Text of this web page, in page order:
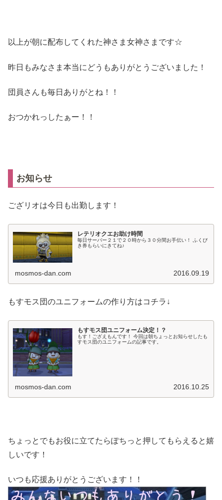
以上が朝に配布してくれた神さま女神さまです☆
昨日もみなさま本当にどうもありがとうございました！
団員さんも毎日ありがとね！！
おつかれっしたぁー！！
お知らせ
ござリオは今日も出勤します！
レテリオクエお助け時間
毎日サーバー２１で２０時から３０分間お手伝い！ ふくび
き券もらいにきてね♪
mosmos-dan.com 2016.09.19
もすモス団のユニフォームの作り方はコチラ↓
もすモス団ユニフォーム決定！？
もす！ござえもんです！ 今回は朝ちょっとお知らせしたも
すモス団のユニフォームの記事です。
mosmos-dan.com 2016.10.25
ちょっとでもお役に立てたらぽちっと押してもらえると嬉
しいです！
いつも応援ありがとうございます！！